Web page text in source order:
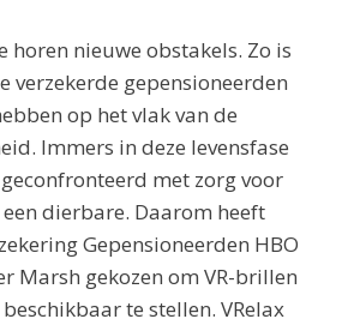
horen nieuwe obstakels. Zo is
verzekerde gepensioneerden
op het vlak van de
Immers in deze levensfase
met zorg voor
dierbare. Daarom heeft
Gepensioneerden HBO
Marsh gekozen om VR-brillen
te stellen. VRelax